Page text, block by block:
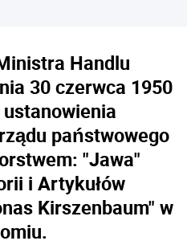
Handlu
30 czerwca 1950
państwowego
"Jawa"
i Artykułów
Kirszenbaum" w